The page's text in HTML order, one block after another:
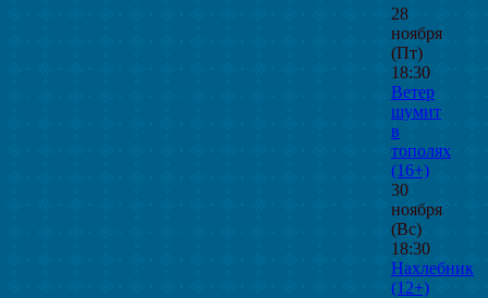
28
ноября
(Пт)
18:30
Ветер
шумит
в
тополях
(16+)
30
ноября
(Вс)
18:30
Нахлебник
(12+)